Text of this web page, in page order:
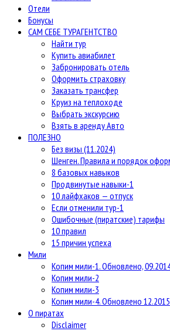
Отели
Бонусы
САМ СЕБЕ ТУРАГЕНТСТВО
Найти тур
Купить авиабилет
Забронировать отель
Оформить страховку
Заказать трансфер
Круиз на теплоходе
Выбрать экскурсию
Взять в аренду Авто
ПОЛЕЗНО
Без визы (11.2024)
Шенген. Правила и порядок
8 базовых навыков
Продвинутые навыки-1
10 лайфхаков — отпуск
Если отменили тур-1
Ошибочные (пиратские) тарифы
10 правил
15 причин успеха
Мили
Копим мили-1. Обновлено,
Копим мили-2
Копим мили-3
Копим мили-4. Обновлено 12.2015
О пиратах
Disclaimer